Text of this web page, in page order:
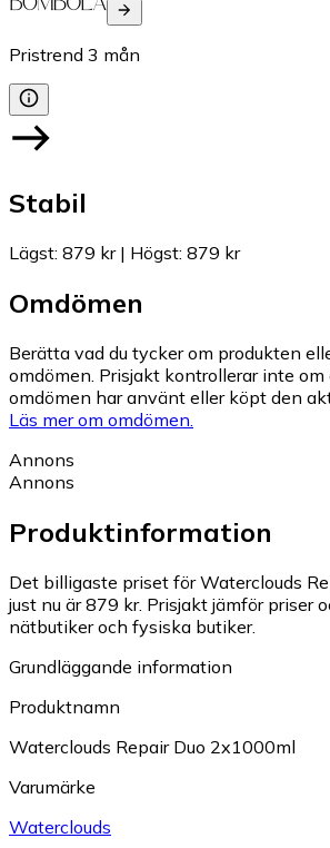
Pristrend 3 mån
Stabil
Lägst: 879 kr| Högst: 879 kr
Omdömen
Berätta vad du tycker om produkten
omdömen. Prisjakt kontrollerar inte om
omdömen har använt eller köpt den
Läs mer om omdömen.
Annons
Annons
Produktinformation
Det billigaste priset för Waterclouds
just nu är 879 kr. Prisjakt jämför priser
nätbutiker och fysiska butiker.
Grundläggande information
Produktnamn
Waterclouds Repair Duo 2x1000ml
Varumärke
Waterclouds